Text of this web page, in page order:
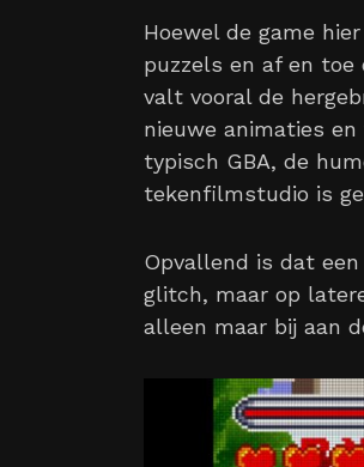
Hoewel de game
puzzels en af en toe
valt vooral de
nieuwe animaties
typisch GBA, de
tekenfilmstudio is
Opvallend is dat
glitch, maar op
alleen maar bij aan